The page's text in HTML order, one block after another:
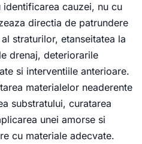
cauzei, nu cu
directia de patrundere
straturilor, etanseitatea la
drenaj, deteriorarile
si interventiile anterioare.
materialelor neaderente
substratului, curatarea
unei amorse si
cu materiale adecvate.